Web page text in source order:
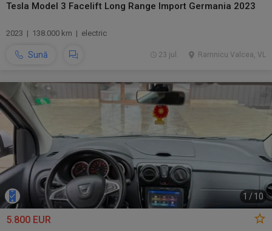
Tesla Model 3 Facelift Long Range Import Germania 2023
2023 | 138.000 km | electric
Sună Ramnicu Valcea, VL
23 jul.
1 /10
5.800 EUR